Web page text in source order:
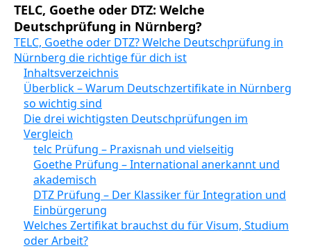
TELC, Goethe oder DTZ: Welche
Deutschprüfung in Nürnberg?
TELC, Goethe oder DTZ? Welche Deutschprüfung in
Nürnberg die richtige für dich ist
Inhaltsverzeichnis
Überblick – Warum Deutschzertifikate in Nürnberg
so wichtig sind
Die drei wichtigsten Deutschprüfungen im
Vergleich
telc Prüfung – Praxisnah und vielseitig
Goethe Prüfung – International anerkannt und
akademisch
DTZ Prüfung – Der Klassiker für Integration und
Einbürgerung
Welches Zertifikat brauchst du für Visum, Studium
oder Arbeit?